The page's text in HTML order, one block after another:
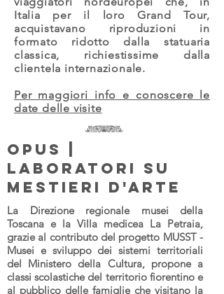
Italia per il loro Grand Tour,
acquistavano riproduzioni in
formato ridotto dalla statuaria
classica, richiestissime dalla
clientela internazionale.
Per maggiori info e conoscere le
date delle visite
OPUS |
LABORATORI SU
MESTIERI D'ARTE
La Direzione regionale musei della
Toscana e la Villa medicea La Petraia,
grazie al contributo del progetto MUSST -
Musei e sviluppo dei sistemi territoriali
del Ministero della Cultura, propone a
classi scolastiche del territorio fiorentino e
al pubblico delle famiglie che visitano la